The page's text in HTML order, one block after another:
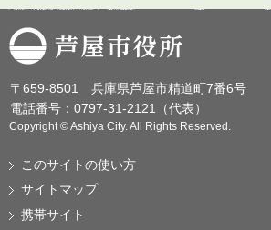
芦屋市役所
〒659-8501 兵庫県芦屋市精道町7番6号
電話番号：0797-31-2121（代表）
Copyright © Ashiya City. All Rights Reserved.
このサイトの使い方
サイトマップ
携帯サイト